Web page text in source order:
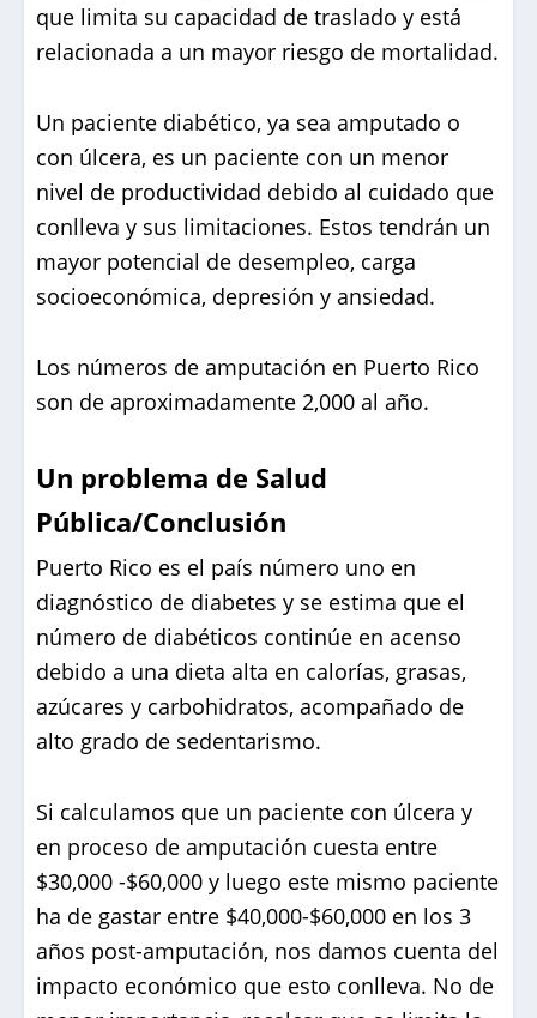
que limita su capacidad de traslado y está
relacionada a un mayor riesgo de mortalidad.
Un paciente diabético, ya sea amputado o
con úlcera, es un paciente con un menor
nivel de productividad debido al cuidado que
conlleva y sus limitaciones. Estos tendrán un
mayor potencial de desempleo, carga
socioeconómica, depresión y ansiedad.
Los números de amputación en Puerto Rico
son de aproximadamente 2,000 al año.
Un problema de Salud
Pública/Conclusión
Puerto Rico es el país número uno en
diagnóstico de diabetes y se estima que el
número de diabéticos continúe en acenso
debido a una dieta alta en calorías, grasas,
azúcares y carbohidratos, acompañado de
alto grado de sedentarismo.
Si calculamos que un paciente con úlcera y
en proceso de amputación cuesta entre
$30,000 -$60,000 y luego este mismo paciente
ha de gastar entre $40,000-$60,000 en los 3
años post-amputación, nos damos cuenta del
impacto económico que esto conlleva. No de